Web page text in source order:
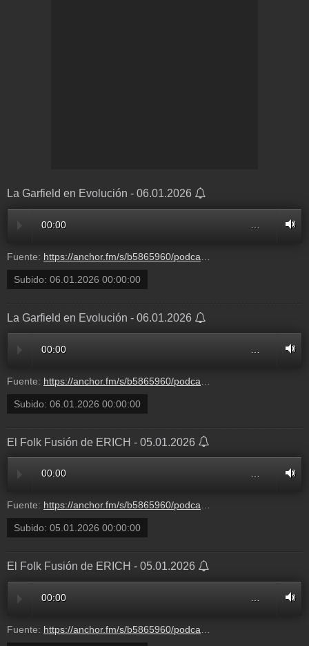
La Garfield en Evolución - 06.01.2026
00:00
Fuente: https://anchor.fm/s/b5865960/podcast/play/113388247/https%3A%2F%2Fd3ctxlq1ktw2nl.cloudfront.net%2Fstaging%2F2026-0-2%2F415347660-44100-2-417b7001b303f.m4a
Subido: 06.01.2026 00:00:00
La Garfield en Evolución - 06.01.2026
00:00
Fuente: https://anchor.fm/s/b5865960/podcast/play/113388247/https%3A%2F%2Fd3ctxlq1ktw2nl.cloudfront.net%2Fstaging%2F2026-0-2%2F415347660-44100-2-417b7001b303f.m4a
Subido: 06.01.2026 00:00:00
El Folk Fusión de ERICH - 05.01.2026
00:00 …
Fuente: https://anchor.fm/s/b5865960/podcast/play/113388040/https%3A%2F%2Fd3ctxlq1ktw2nl.cloudfront.net%2Fstaging%2F2026-0-2%2F415347390-44100-2-fe73a21ee2a82.m4a
Subido: 05.01.2026 00:00:00
El Folk Fusión de ERICH - 05.01.2026
00:00
Fuente: https://anchor.fm/s/b5865960/podcast/play/113388040/https%3A%2F%2Fd3ctxlq1ktw2nl.cloudfront.net%2Fstaging%2F2026-0-2%2F415347390-44100-2-fe73a21ee2a82.m4a